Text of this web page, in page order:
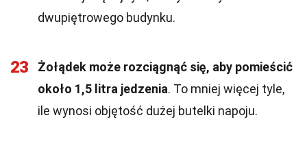
dwupiętrowego budynku.
23
Żołądek może rozciągnąć się, aby pomieścić
około 1,5 litra jedzenia. To mniej więcej tyle,
ile wynosi objętość dużej butelki napoju.